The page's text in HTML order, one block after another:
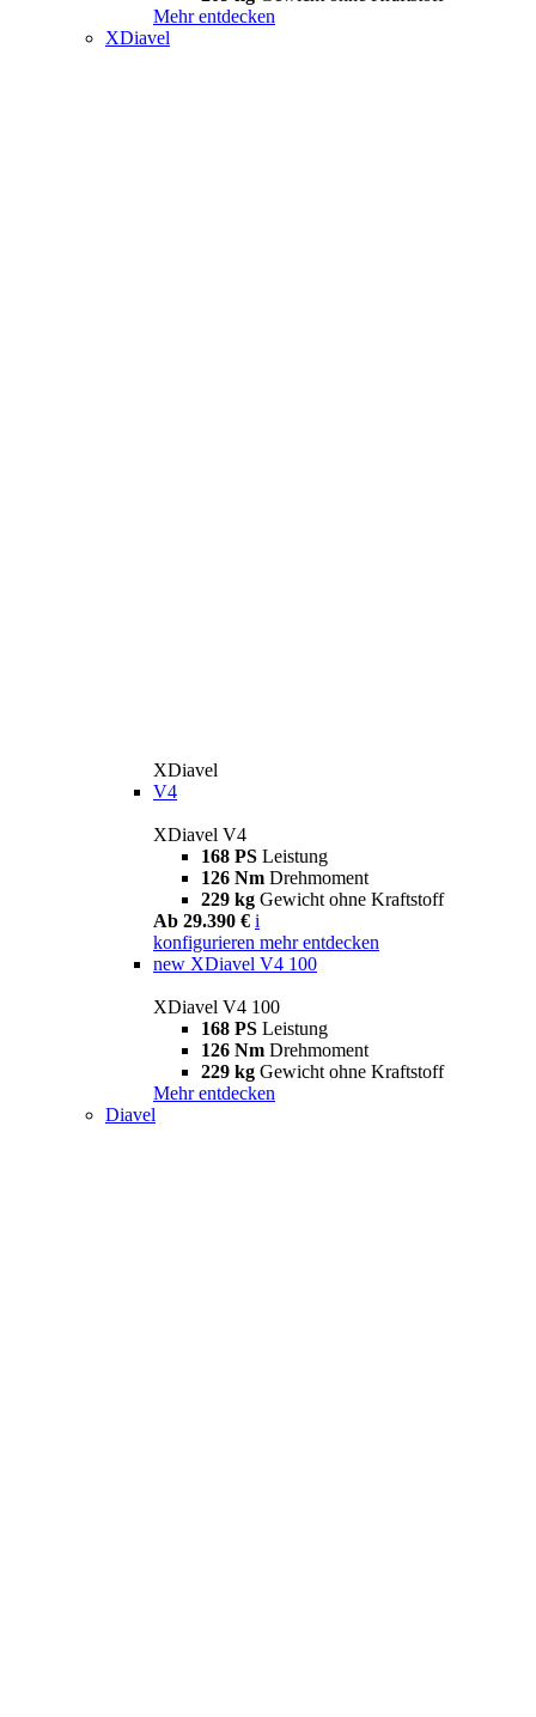
Mehr entdecken
XDiavel
XDiavel
V4
XDiavel V4
168 PS Leistung
126 Nm Drehmoment
229 kg Gewicht ohne Kraftstoff
Ab 29.390 € i
konfigurieren mehr entdecken
new XDiavel V4 100
XDiavel V4 100
168 PS Leistung
126 Nm Drehmoment
229 kg Gewicht ohne Kraftstoff
Mehr entdecken
Diavel